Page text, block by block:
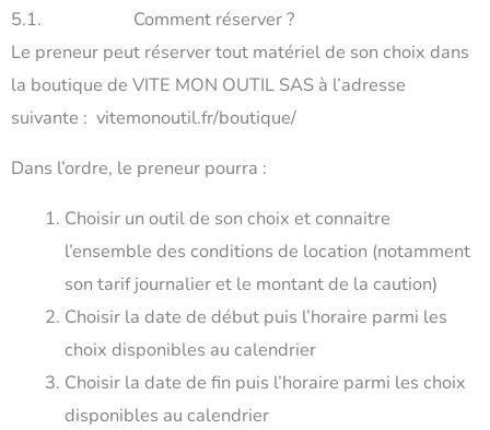
5.1. Comment réserver ?
Le preneur peut réserver tout matériel de son choix dans
la boutique de VITE MON OUTIL SAS à l’adresse
suivante : vitemonoutil.fr/boutique/
Dans l’ordre, le preneur pourra :
Choisir un outil de son choix et connaitre
l’ensemble des conditions de location (notamment
son tarif journalier et le montant de la caution)
Choisir la date de début puis l’horaire parmi les
choix disponibles au calendrier
Choisir la date de fin puis l’horaire parmi les choix
disponibles au calendrier